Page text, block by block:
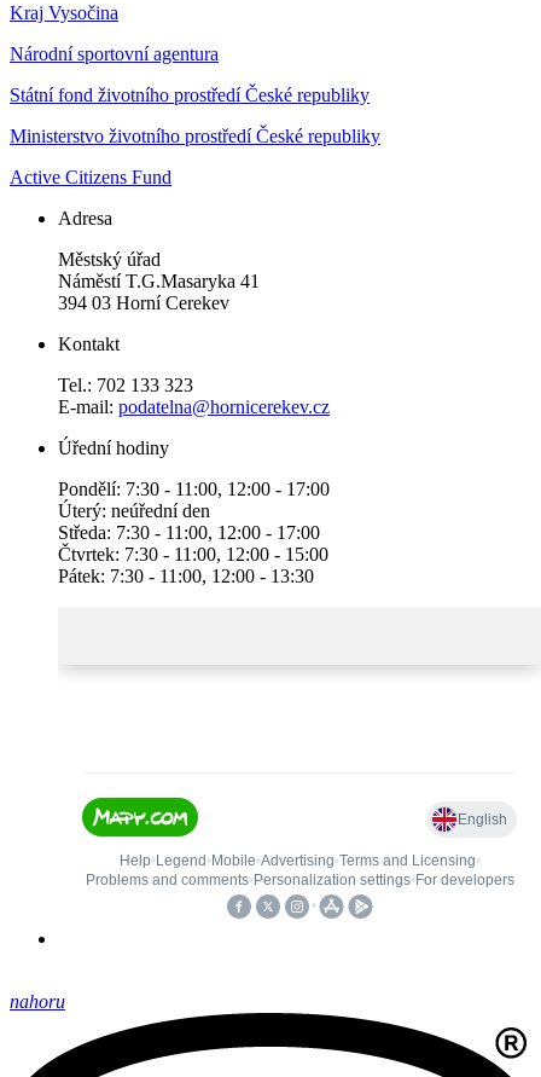
Kraj Vysočina
Národní sportovní agentura
Státní fond životního prostředí České republiky
Ministerstvo životního prostředí České republiky
Active Citizens Fund
Adresa
Městský úřad
Náměstí T.G.Masaryka 41
394 03 Horní Cerekev
Kontakt
Tel.: 702 133 323
E-mail: podatelna@hornicerekev.cz
Úřední hodiny
Pondělí: 7:30 - 11:00, 12:00 - 17:00
Úterý: neúřední den
Středa: 7:30 - 11:00, 12:00 - 17:00
Čtvrtek: 7:30 - 11:00, 12:00 - 15:00
Pátek: 7:30 - 11:00, 12:00 - 13:30
nahoru